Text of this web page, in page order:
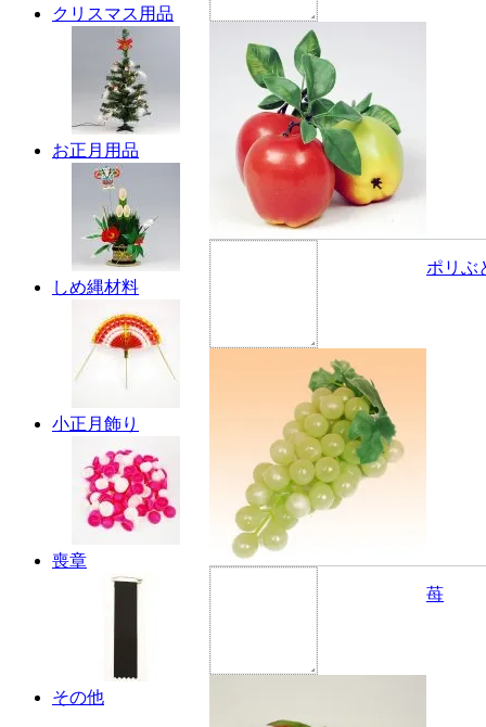
クリスマス用品
お正月用品
しめ縄材料
小正月飾り
喪章
その他
ポリぶ
苺